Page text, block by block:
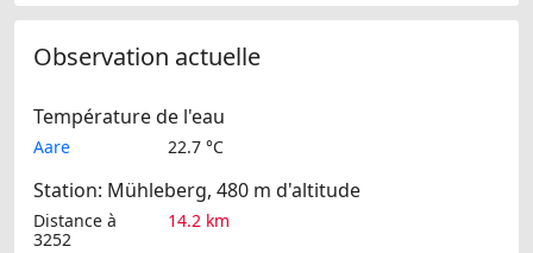
Observation actuelle
Température de l'eau
Aare 22.7 °C
Station: Mühleberg, 480 m d'altitude
Distance à
3252
14.2 km